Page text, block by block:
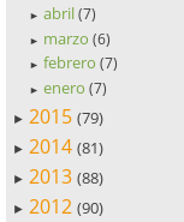
► abril (7)
► marzo (6)
► febrero (7)
► enero (7)
► 2015 (79)
► 2014 (81)
► 2013 (88)
► 2012 (90)